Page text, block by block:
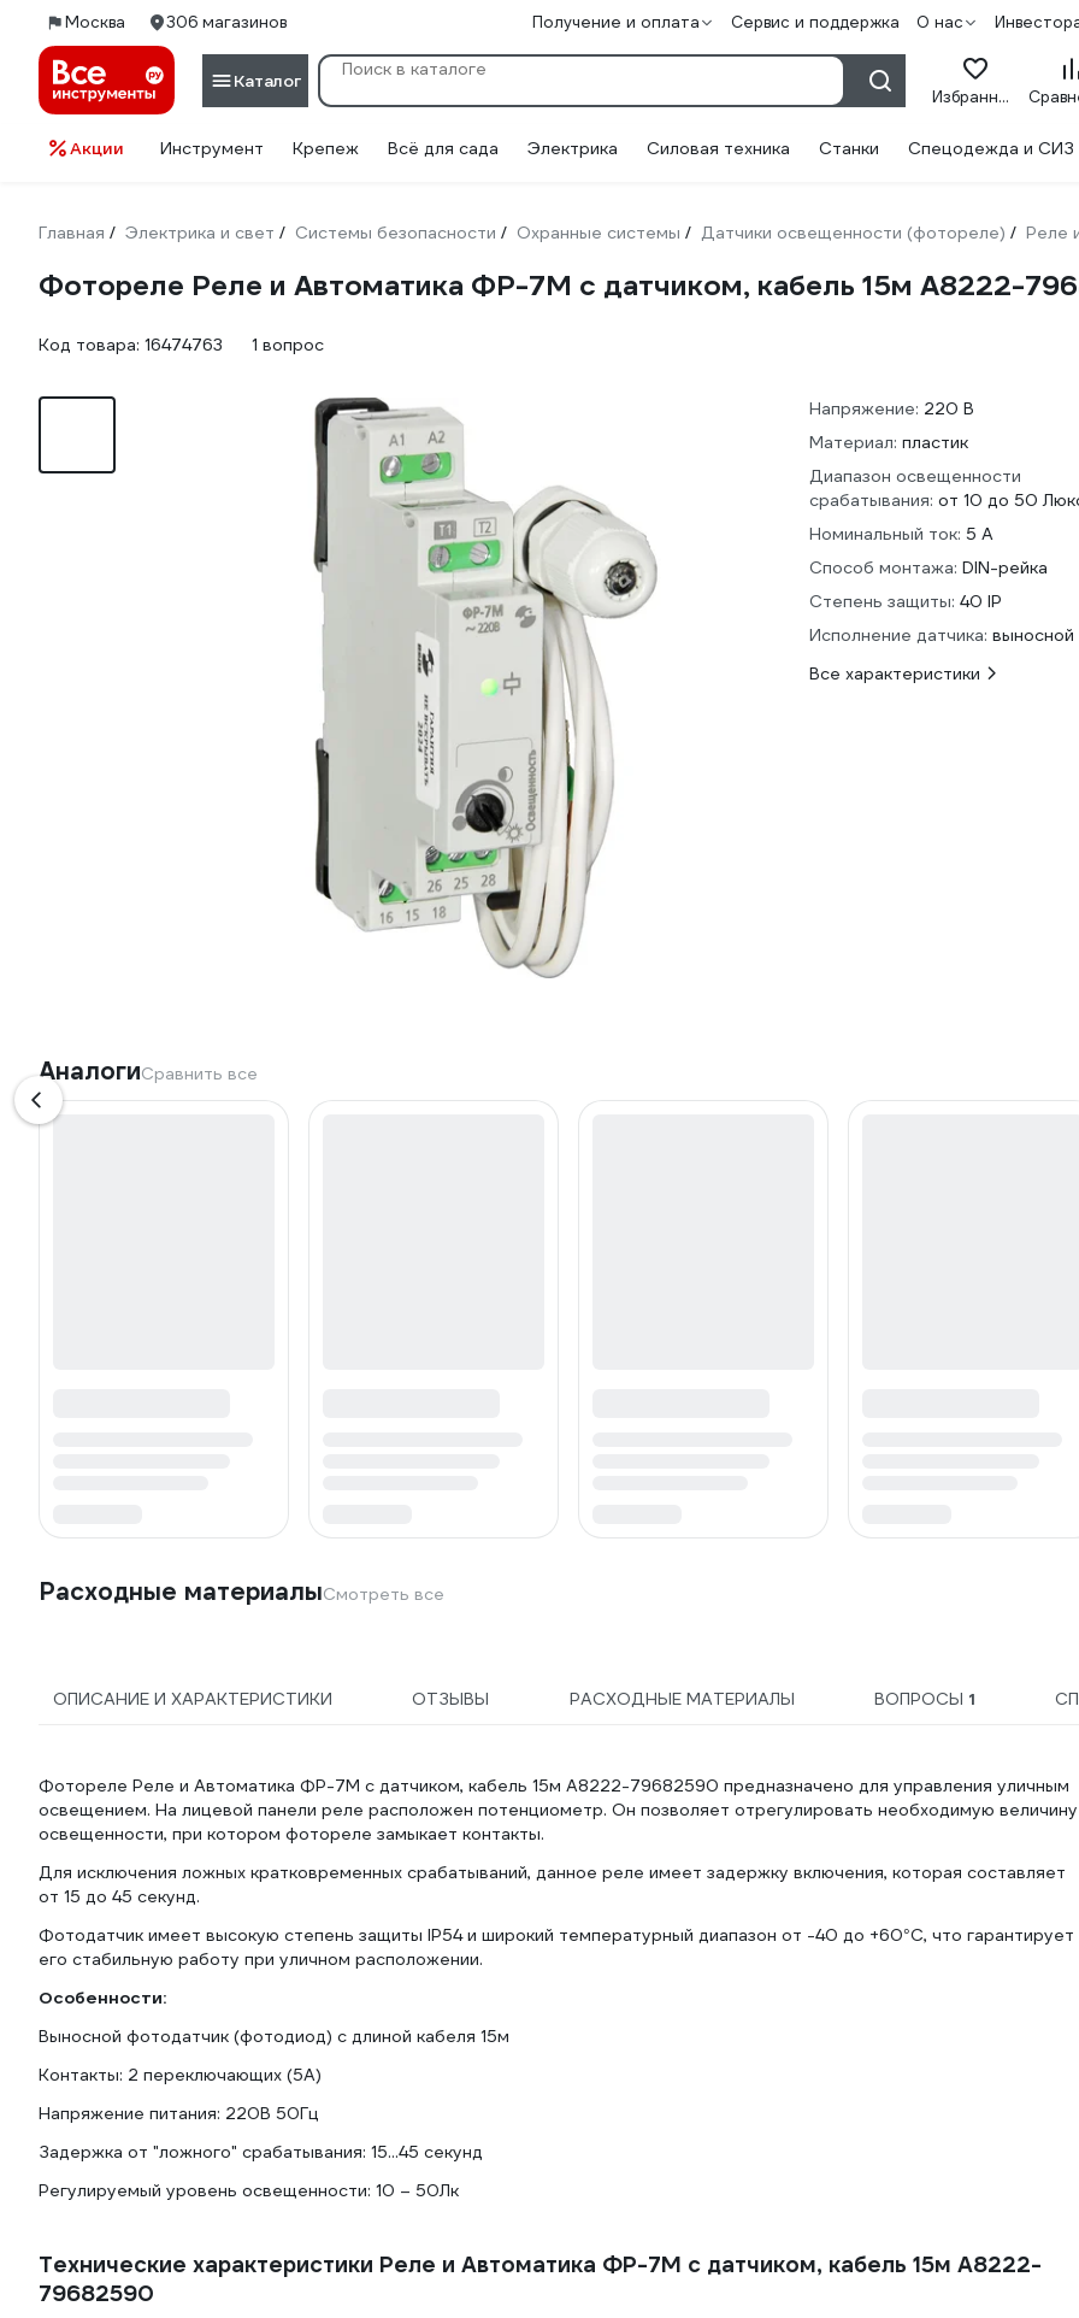
Москва 306 магазинов Получение и оплата Сервис и поддержка О нас
Каталог
Избранное
Акции Инструмент Крепеж Всё для сада Электрика Силовая техника Станки Спецодежда и СИЗ
Главная / Электрика и свет / Системы безопасности / Охранные системы / Датчики освещенности (фотореле) / Реле
Фотореле Реле и Автоматика ФР-7М с датчиком, кабель 15м A8222-
Код товара: 16474763 1 вопрос
Напряжение: 220 В
Материал: пластик
Диапазон освещенности
срабатывания: от 10 до 50
Номинальный ток: 5 А
Способ монтажа: DIN-рейка
Степень защиты: 40 IP
Исполнение датчика: выносной
Все характеристики
АналогиСравнить все
Расходные материалыСмотреть все
ОПИСАНИЕ И ХАРАКТЕРИСТИКИ ОТЗЫВЫ РАСХОДНЫЕ МАТЕРИАЛЫ ВОПРОСЫ 1
Фотореле Реле и Автоматика ФР-7М с датчиком, кабель 15м A8222-79682590 предназначено для управления уличным
освещением. На лицевой панели реле расположен потенциометр. Он позволяет отрегулировать необходимую величину
освещенности, при котором фотореле замыкает контакты.
Для исключения ложных кратковременных срабатываний, данное реле имеет задержку включения, которая составляет
от 15 до 45 секунд.
Фотодатчик имеет высокую степень защиты IP54 и широкий температурный диапазон от -40 до +60°C, что гарантирует
его стабильную работу при уличном расположении.
Особенности:
Выносной фотодатчик (фотодиод) с длиной кабеля 15м
Контакты: 2 переключающих (5А)
Напряжение питания: 220В 50Гц
Задержка от "ложного" срабатывания: 15...45 секунд
Регулируемый уровень освещенности: 10 – 50Лк
Технические характеристики Реле и Автоматика ФР-7М с датчиком, кабель 15м A8222-
79682590